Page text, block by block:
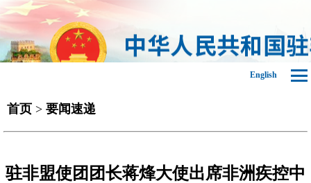
English
首页 > 要闻速递
驻非盟使团团长蒋烽大使出席非洲疾控中